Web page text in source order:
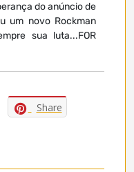
do anúncio de
um novo Rockman
sua luta...FOR
Share